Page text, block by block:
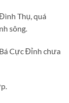
Thụ, quá
sông.
Cực Đỉnh chưa